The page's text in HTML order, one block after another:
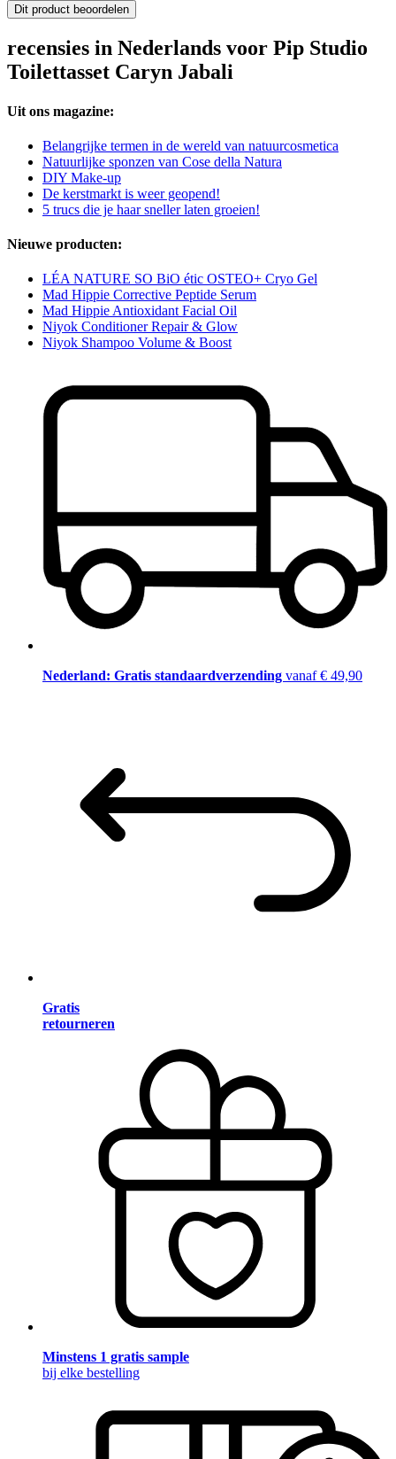
Dit product beoordelen
recensies in Nederlands voor Pip Studio
Toilettasset Caryn Jabali
Uit ons magazine:
Belangrijke termen in de wereld van natuurcosmetica
Natuurlijke sponzen van Cose della Natura
DIY Make-up
De kerstmarkt is weer geopend!
5 trucs die je haar sneller laten groeien!
Nieuwe producten:
LÉA NATURE SO BiO étic OSTEO+ Cryo Gel
Mad Hippie Corrective Peptide Serum
Mad Hippie Antioxidant Facial Oil
Niyok Conditioner Repair & Glow
Niyok Shampoo Volume & Boost
Nederland: Gratis standaardverzending vanaf € 49,90
Gratis
retourneren
Minstens 1 gratis sample
bij elke bestelling